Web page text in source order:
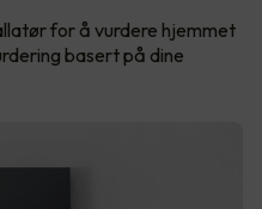
for å vurdere hjemmet
basert på dine